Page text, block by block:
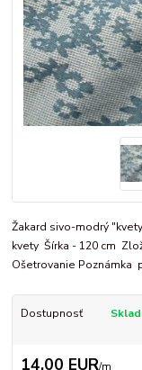
Žakard sivo-modrý
kvety Šírka - 120 cm
Ošetrovanie Poznámka
Dostupnosť
14,00 EUR/m